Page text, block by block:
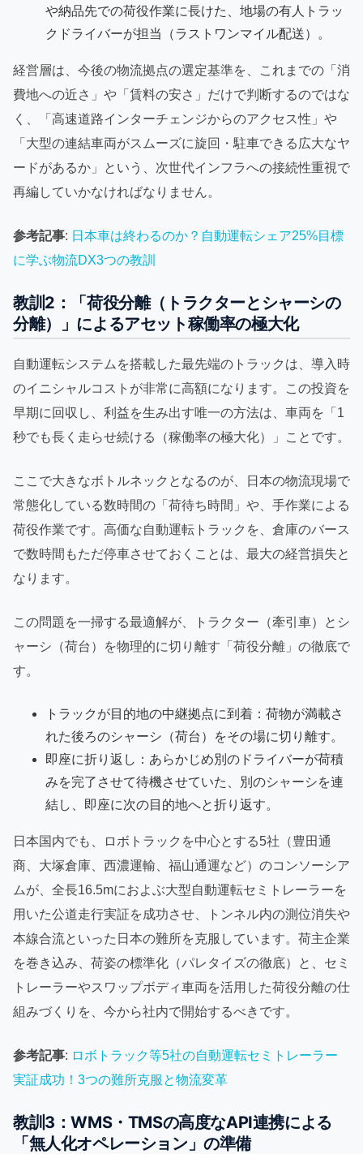
や納品先での荷役作業に長けた、地場の有人トラッ
クドライバーが担当（ラストワンマイル配送）。
経営層は、今後の物流拠点の選定基準を、これまでの「消
費地への近さ」や「賃料の安さ」だけで判断するのではな
く、「高速道路インターチェンジからのアクセス性」や
「大型の連結車両がスムーズに旋回・駐車できる広大なヤ
ードがあるか」という、次世代インフラへの接続性重視で
再編していかなければなりません。
参考記事: 日本車は終わるのか？自動運転シェア25%目標
に学ぶ物流DX3つの教訓
教訓2：「荷役分離（トラクターとシャーシの
分離）」によるアセット稼働率の極大化
自動運転システムを搭載した最先端のトラックは、導入時
のイニシャルコストが非常に高額になります。この投資を
早期に回収し、利益を生み出す唯一の方法は、車両を「1
秒でも長く走らせ続ける（稼働率の極大化）」ことです。
ここで大きなボトルネックとなるのが、日本の物流現場で
常態化している数時間の「荷待ち時間」や、手作業による
荷役作業です。高価な自動運転トラックを、倉庫のバース
で数時間もただ停車させておくことは、最大の経営損失と
なります。
この問題を一掃する最適解が、トラクター（牽引車）とシ
ャーシ（荷台）を物理的に切り離す「荷役分離」の徹底で
す。
トラックが目的地の中継拠点に到着：荷物が満載さ
れた後ろのシャーシ（荷台）をその場に切り離す。
即座に折り返し：あらかじめ別のドライバーが荷積
みを完了させて待機させていた、別のシャーシを連
結し、即座に次の目的地へと折り返す。
日本国内でも、ロボトラックを中心とする5社（豊田通
商、大塚倉庫、西濃運輸、福山通運など）のコンソーシア
ムが、全長16.5mにおよぶ大型自動運転セミトレーラーを
用いた公道走行実証を成功させ、トンネル内の測位消失や
本線合流といった日本の難所を克服しています。荷主企業
を巻き込み、荷姿の標準化（パレタイズの徹底）と、セミ
トレーラーやスワップボディ車両を活用した荷役分離の仕
組みづくりを、今から社内で開始するべきです。
参考記事: ロボトラック等5社の自動運転セミトレーラー
実証成功！3つの難所克服と物流変革
教訓3：WMS・TMSの高度なAPI連携による
「無人化オペレーション」の準備